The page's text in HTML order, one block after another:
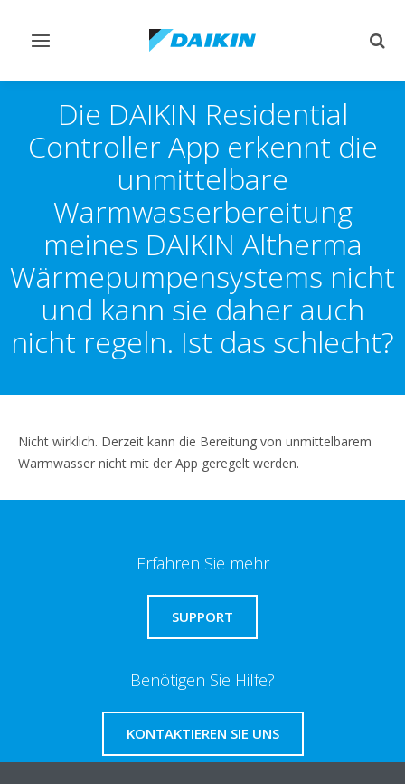
Navigation
Die DAIKIN Residential
Controller App erkennt die
unmittelbare
Warmwasserbereitung
meines DAIKIN Altherma
Wärmepumpensystems nicht
und kann sie daher auch
nicht regeln. Ist das schlecht?
Nicht wirklich. Derzeit kann die Bereitung von unmittelbarem
Warmwasser nicht mit der App geregelt werden.
Erfahren Sie mehr
SUPPORT
Benötigen Sie Hilfe?
KONTAKTIEREN SIE UNS